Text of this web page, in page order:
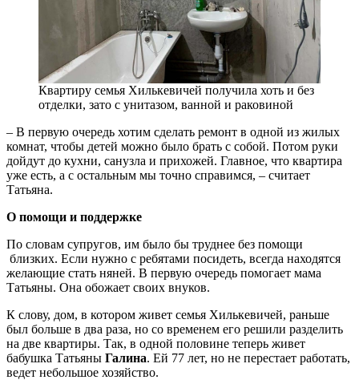
Квартиру семья Хилькевичей получила хоть и без
отделки, зато с унитазом, ванной и раковиной
– В первую очередь хотим сделать ремонт в одной из жилых
комнат, чтобы детей можно было брать с собой. Потом руки
дойдут до кухни, санузла и прихожей. Главное, что квартира
уже есть, а с остальным мы точно справимся, – считает
Татьяна.
О помощи и поддержке
По словам супругов, им было бы труднее без помощи
близких. Если нужно с ребятами посидеть, всегда находятся
желающие стать няней. В первую очередь помогает мама
Татьяны. Она обожает своих внуков.
К слову, дом, в котором живет семья Хилькевичей, раньше
был больше в два раза, но со временем его решили разделить
на две квартиры. Так, в одной половине теперь живет
бабушка Татьяны Галина. Ей 77 лет, но не перестает работать,
ведет небольшое хозяйство.